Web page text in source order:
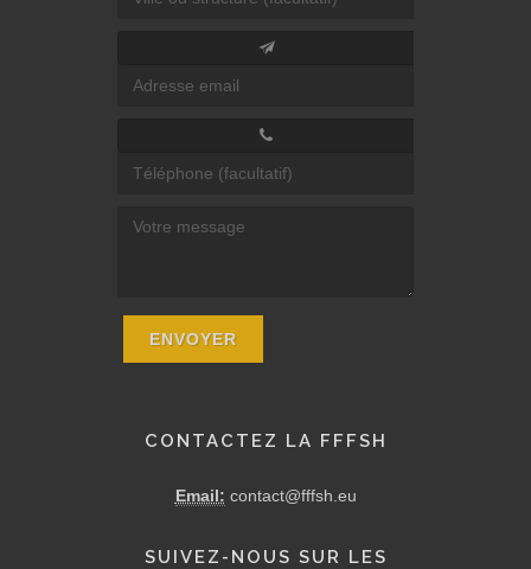
CONTACTEZ LA FFFSH
Email: contact@fffsh.eu
SUIVEZ-NOUS SUR LES